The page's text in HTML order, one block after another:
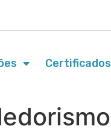
Certificados